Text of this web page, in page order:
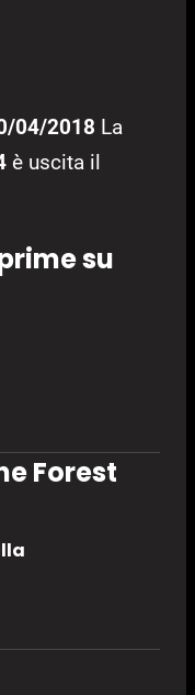
04/2018 La
è uscita il
su
Forest